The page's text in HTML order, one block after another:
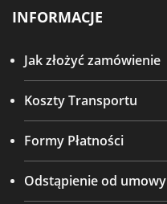
INFORMACJE
Jak złożyć zamówienie
Koszty Transportu
Formy Płatności
Odstąpienie od umowy